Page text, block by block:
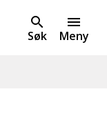
Søk Meny